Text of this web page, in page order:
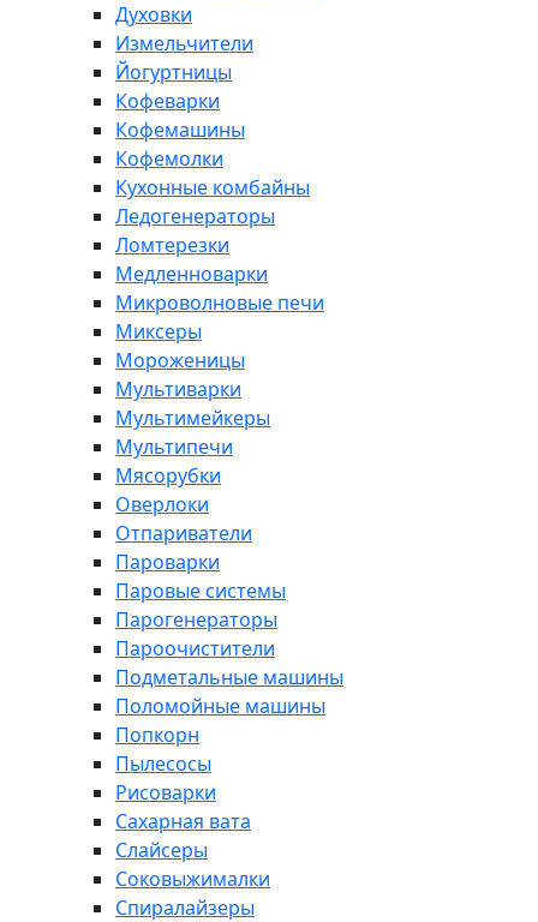
Духовки
Измельчители
Йогуртницы
Кофеварки
Кофемашины
Кофемолки
Кухонные комбайны
Ледогенераторы
Ломтерезки
Медленноварки
Микроволновые печи
Миксеры
Мороженицы
Мультиварки
Мультимейкеры
Мультипечи
Мясорубки
Оверлоки
Отпариватели
Пароварки
Паровые системы
Парогенераторы
Пароочистители
Подметальные машины
Поломойные машины
Попкорн
Пылесосы
Рисоварки
Сахарная вата
Слайсеры
Соковыжималки
Спиралайзеры